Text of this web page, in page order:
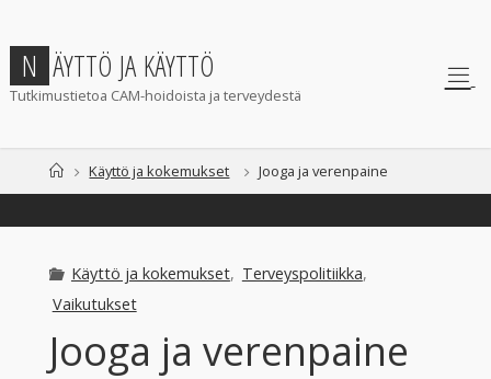
content
N ÄYTTÖ JA KÄYTTÖ
Tutkimustietoa CAM-hoidoista ja terveydestä
HomeKäyttö ja kokemukset Jooga ja verenpaine
Käyttö ja kokemukset, Terveyspolitiikka,
Vaikutukset
Jooga ja verenpaine